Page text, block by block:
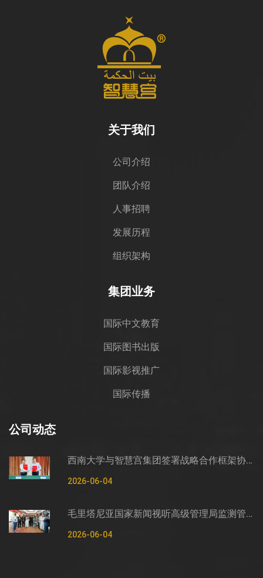
关于我们
公司介绍
团队介绍
人事招聘
发展历程
组织架构
集团业务
国际中文教育
国际图书出版
国际影视推广
国际传播
公司动态
西南大学与智慧宫集团签署战略合作框架协议
2026-06-04
毛里塔尼亚国家新闻视听高级管理局监测管控司司长穆罕默德·哈桑·埃萨利姆一行莅临智慧宫调研
2026-06-04